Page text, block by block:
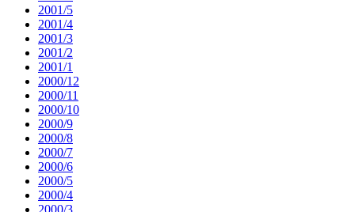
2001/5
2001/4
2001/3
2001/2
2001/1
2000/12
2000/11
2000/10
2000/9
2000/8
2000/7
2000/6
2000/5
2000/4
2000/3